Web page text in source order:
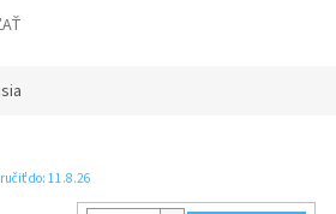
do: 11.8.26